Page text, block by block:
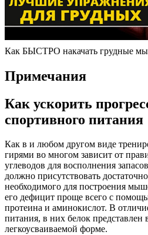
Как БЫСТРО накачать грудные
Примечания
Как ускорить
спортивного питания
Как в и любом другом виде
гирями во многом зависит от
углеводов для восполнения
должно присутствовать
необходимого для построения
его дефицит проще всего с
протеина и аминокислот. В
питания, в них белок представлен
легкоусваиваемой форме.